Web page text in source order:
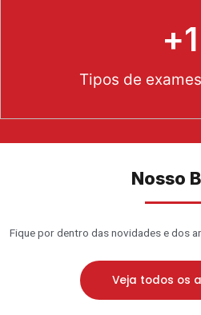
+1
Tipos de
Nosso
Fique por dentro das novidades e dos
Veja todos os